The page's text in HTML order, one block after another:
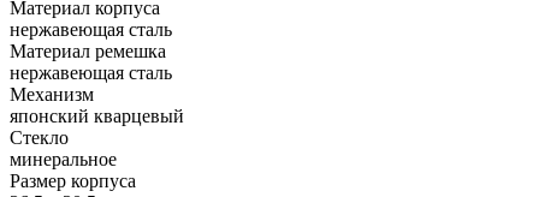
Материал корпуса
нержавеющая сталь
Материал ремешка
нержавеющая сталь
Механизм
японский кварцевый
Стекло
минеральное
Размер корпуса